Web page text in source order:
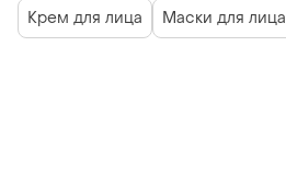
Крем для лица Маски для лица